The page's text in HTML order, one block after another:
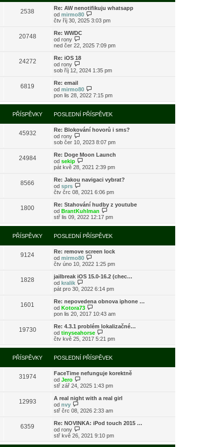
s
l
e
d
ř
í
ě
v
k
i
t
p
o
d
ř
í
p
ě
v
e
2538
Re: AW nenotifikuju whatsapp
od mirmo80
o
z
i
o
s
n
í
ř
s
p
ě
v
k
čtv říj 30, 2025 3:03 pm
20748
Re: WWDC
od rony
o
r
z
i
p
o
s
l
e
d
í
ř
s
p
ě
v
k
ned čer 22, 2025 7:09 pm
24272
Re: iOS 18
od rony
o
a
z
i
t
p
o
s
l
d
í
p
ř
í
p
ě
v
e
k
sob říj 12, 2024 1:35 pm
6819
Re: email
od mirmo80
o
r
a
z
i
t
o
l
d
í
p
ř
í
s
p
ě
v
e
pon lis 28, 2022 7:15 pm
PŘÍSPĚVKY POSLEDNÍ PŘÍSPĚVEK
45932
Re: Blokování hovorů i sms?
od rony
o
r
a
z
p
o
s
e
d
n
í
ř
p
ě
v
k
sob čer 10, 2023 8:07 pm
24984
Re: Doge Moon Launch
od sekip
o
r
z
i
t
p
o
s
l
d
í
p
ř
í
s
p
ě
v
k
pát kvě 28, 2021 2:39 pm
8566
Re: Jakou navigaci vybrat?
od sprs
o
r
a
z
i
t
p
o
s
l
e
d
í
p
ř
í
p
ě
v
k
čtv črc 08, 2021 6:06 pm
1800
Re: Stahování hudby z youtube
od BrantKuhlman
o
r
a
z
i
t
o
l
d
í
ř
í
p
v
e
stř lis 09, 2022 12:17 pm
PŘÍSPĚVKY POSLEDNÍ PŘÍSPĚVEK
9124
Re: remove screen lock
od mirmo80
o
r
z
i
p
o
s
l
e
d
n
í
ř
p
ě
v
k
čtv úno 10, 2022 1:25 pm
1828
jailbreak iOS 15.0-16.2 (chec…
od kralik
o
r
a
z
i
p
o
s
l
d
í
ř
í
p
ě
v
k
pát pro 30, 2022 6:14 pm
1601
Re: nepovedena obnova iphone …
od Kotora73
o
r
a
z
t
p
o
s
l
d
í
ř
í
s
p
ě
v
e
pon lis 20, 2017 10:43 am
19730
Re: 4.3.1 problém lokalizačné…
od tinyseahorse
o
r
a
z
i
t
o
l
d
í
ř
í
s
čtv kvě 25, 2017 5:21 pm
PŘÍSPĚVKY POSLEDNÍ PŘÍSPĚVEK
31974
FaceTime nefunguje korektně
od Jero
o
r
z
i
t
p
o
s
l
stř zář 24, 2025 1:43 pm
12993
A real night with a real girl
od nvy
o
r
a
z
t
stř črc 08, 2026 2:33 am
6359
Re: NOVINKA: iPod touch 2015 …
od rony
o
stř kvě 26, 2021 9:10 pm